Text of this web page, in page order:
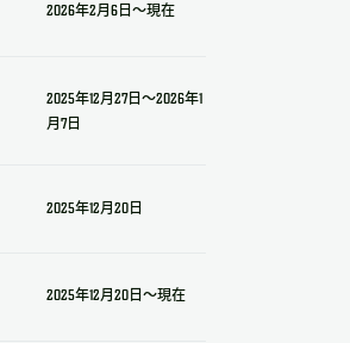
2026年2月6日～現在
2025年12月27日～2026年1
月7日
2025年12月20日
2025年12月20日～現在